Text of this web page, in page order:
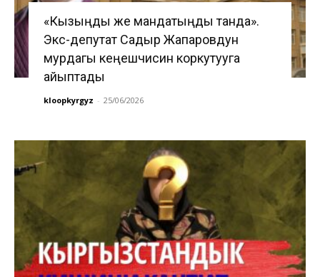
«Кызыңды же мандатыңды танда».
Экс-депутат Садыр Жапаровдун
мурдагы кеңешчисин коркутууга
айыптады
kloopkyrgyz - 25/06/2026